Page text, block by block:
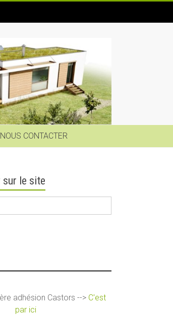
NOUS CONTACTER
sur le site
adhésion Castors --> C'est
par ici